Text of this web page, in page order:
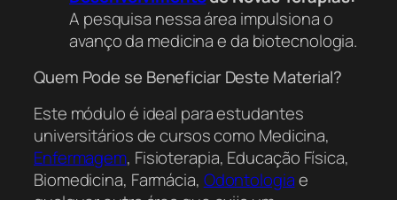
A pesquisa nessa área impulsiona o
avanço da medicina e da biotecnologia.
Quem Pode se Beneficiar Deste Material?
Este módulo é ideal para estudantes
universitários de cursos como Medicina,
Enfermagem, Fisioterapia, Educação Física,
Biomedicina, Farmácia, Odontologiae